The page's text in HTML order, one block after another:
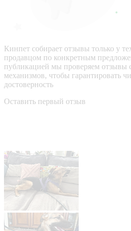
Кинпет собирает отзывы только у
продавцом по конкретным
публикацией мы проверяем отзывы
механизмов, чтобы гарантировать
достоверность
Оставить первый отзыв